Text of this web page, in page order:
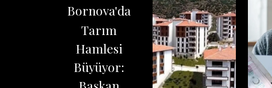
Bornova'da
Tarım
Hamlesi
Büyüyor: